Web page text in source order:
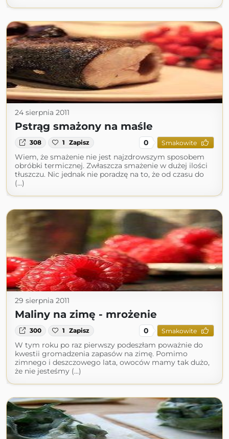
24 sierpnia 2011
Pstrąg smażony na maśle
308 1 Zapisz 0 Smakowite
Wiem, że smażenie nie jest najzdrowszym sposobem
obróbki termicznej. Zwłaszcza smażenie w dużej ilości
tłuszczu. Nic jednak nie poradzę na to, że od czasu do
(...)
29 sierpnia 2011
Maliny na zimę - mrożenie
300 1 Zapisz 0 Smakowite
W tym roku po raz pierwszy podeszłam poważnie do
kwestii gromadzenia zapasów na zimę. Pomimo
zimnego i deszczowego lata, owoców mamy tak dużo,
że nie jesteśmy (...)